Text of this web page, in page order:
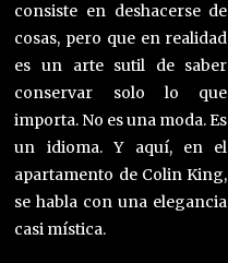
consiste en deshacerse de
cosas, pero que en realidad
es un arte sutil de saber
conservar solo lo que
importa. No es una moda. Es
un idioma. Y aquí, en el
apartamento de Colin King,
se habla con una elegancia
casi mística.